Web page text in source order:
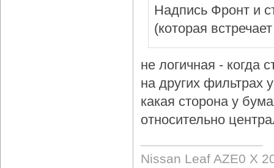
Надпись Фронт и
(которая
не логичная - когда
на других фильтрах
какая сторона у
относительно
Nissan Leaf AZE0 X